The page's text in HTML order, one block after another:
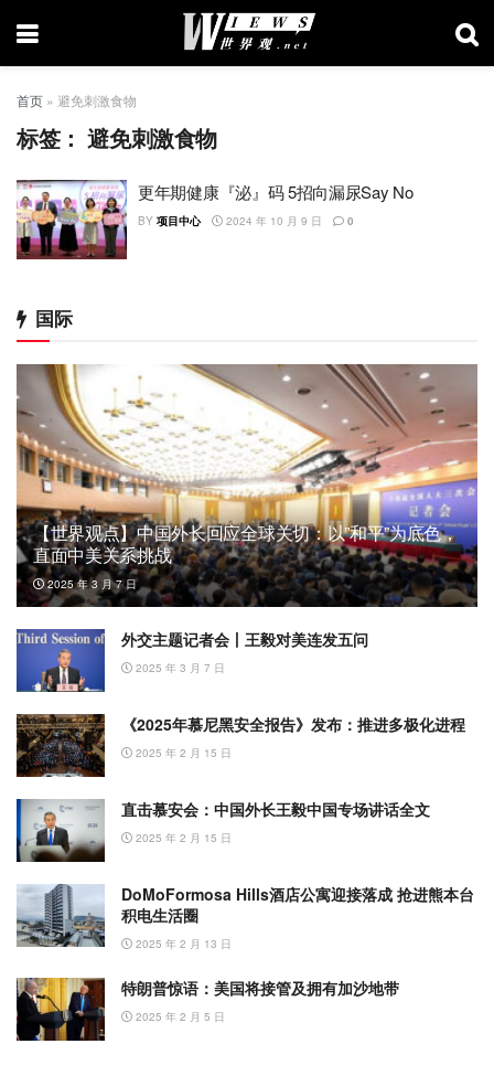
首页 » 避免刺激食物
标签：避免刺激食物
更年期健康『泌』码 5招向漏尿Say No
BY 项目中心 2024 年 10 月 9 日 0
国际
【世界观点】中国外长回应全球关切：以”和平”为底色，
直面中美关系挑战
2025 年 3 月 7 日
外交主题记者会丨王毅对美连发五问
2025 年 3 月 7 日
《2025年慕尼黑安全报告》发布：推进多极化进程
2025 年 2 月 15 日
直击慕安会：中国外长王毅中国专场讲话全文
2025 年 2 月 15 日
DoMoFormosa Hills酒店公寓迎接落成 抢进熊本台
积电生活圈
2025 年 2 月 13 日
特朗普惊语：美国将接管及拥有加沙地带
2025 年 2 月 5 日